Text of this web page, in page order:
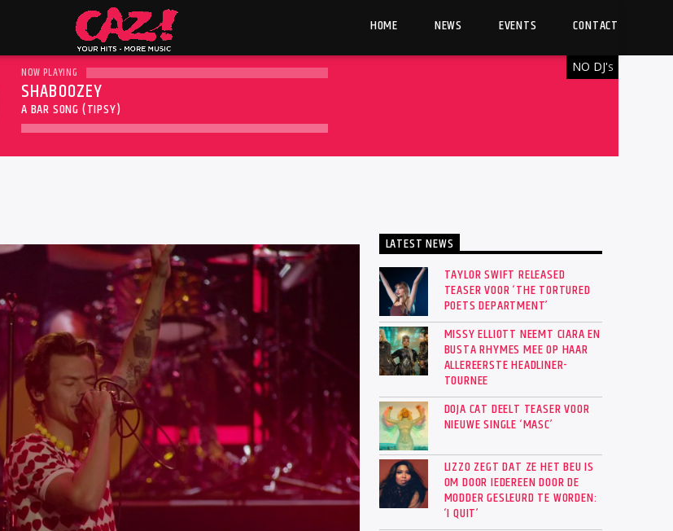
HOME NEWS EVENTS CONTACT
NO DJ'S
NOW PLAYING
SHABOOZEY
A BAR SONG (TIPSY)
LATEST NEWS
TAYLOR SWIFT RELEASED
TEASER VOOR ‘THE TORTURED
POETS DEPARTMENT’
MISSY ELLIOTT NEEMT CIARA EN
BUSTA RHYMES MEE OP HAAR
ALLEREERSTE HEADLINER-
TOURNEE
DOJA CAT DEELT TEASER VOOR
NIEUWE SINGLE ‘MASC’
LIZZO ZEGT DAT ZE HET BEU IS
OM DOOR IEDEREEN DOOR DE
MODDER GESLEURD TE WORDEN:
‘I QUIT’